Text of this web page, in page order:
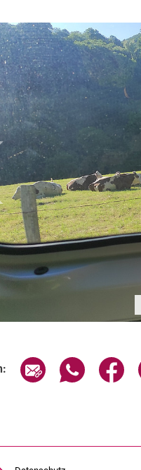
Seite über E-Mail
Seite